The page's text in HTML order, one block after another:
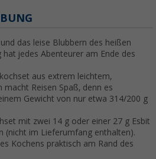
das leise Blubbern des heißen
hat jedes Abenteurer am Ende des
aus extrem leichtem,
Reisen Spaß, denn es
Gewicht von nur etwa 314/200 g
mit zwei 14 g oder einer 27 g Esbit
(nicht im Lieferumfang enthalten).
Kochens praktisch am Rand des